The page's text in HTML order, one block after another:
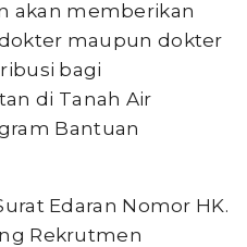
akan memberikan
maupun dokter
bagi
di Tanah Air
Bantuan
Edaran Nomor HK.
Rekrutmen